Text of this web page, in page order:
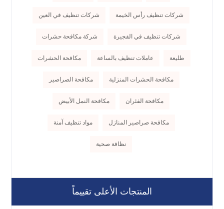
شركات تنظيف رأس الخيمة شركات تنظيف في العين
شركات تنظيف في الفجيرة شركة مكافحة حشرات
طليعة عاملات تنظيف بالساعة مكافحة الحشرات
مكافحة الحشرات المنزلية مكافحة الصراصير
مكافحة الفئران مكافحة النمل الأبيض
مكافحة صراصير المنازل مواد تنظيف آمنة
نظافة صحية
المنتجات الأعلى تقييماً